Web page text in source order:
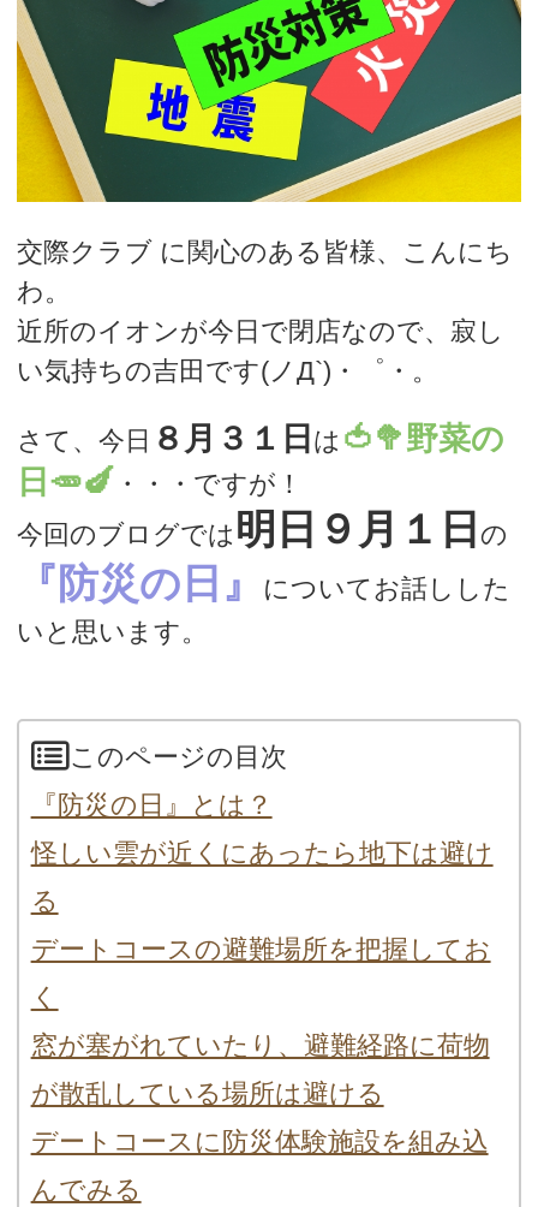
交際クラブ に関心のある皆様、こんにち
わ。
近所のイオンが今日で閉店なので、寂し
い気持ちの吉田です(ノД`)・゜・。
さて、今日 ８月３１日 は 🍅🥦野菜の
日🥕🍆 ・・・ですが！
今回のブログでは 明日９月１日 の
『防災の日』
についてお話しした
いと思います。
このページの目次
『防災の日』とは？
怪しい雲が近くにあったら地下は避け
る
デートコースの避難場所を把握してお
く
窓が塞がれていたり、避難経路に荷物
が散乱している場所は避ける
デートコースに防災体験施設を組み込
んでみる